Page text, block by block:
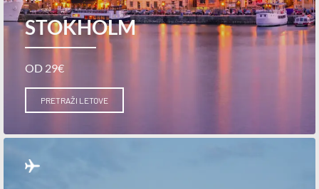
STOKHOLM
OD 29€
PRETRAŽI LETOVE